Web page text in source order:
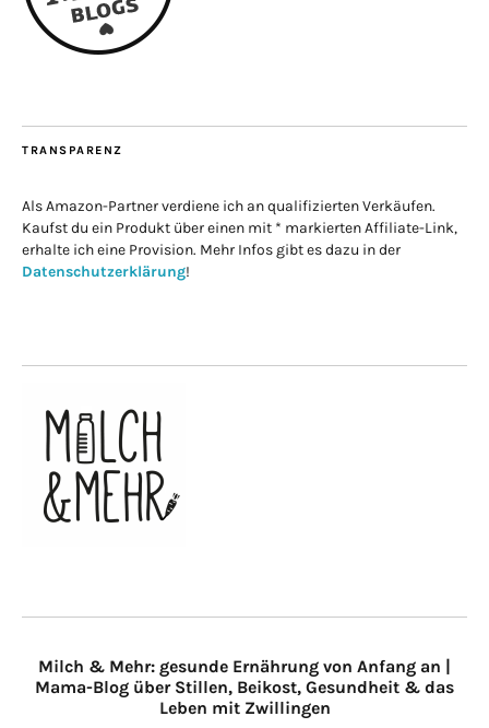
TRANSPARENZ
Als Amazon-Partner verdiene ich an qualifizierten Verkäufen.
Kaufst du ein Produkt über einen mit * markierten Affiliate-Link,
erhalte ich eine Provision. Mehr Infos gibt es dazu in der
Datenschutzerklärung!
Milch & Mehr: gesunde Ernährung von Anfang an |
Mama-Blog über Stillen, Beikost, Gesundheit & das
Leben mit Zwillingen